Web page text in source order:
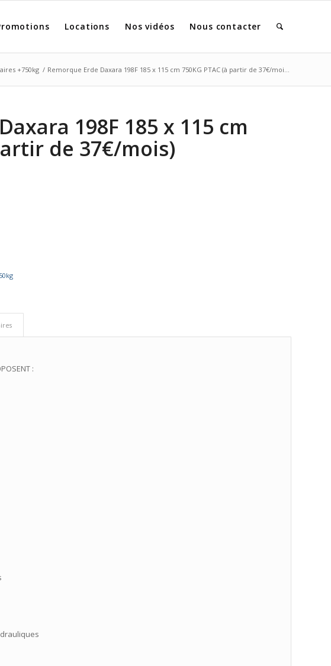
Locations Nos vidéos Nous contacter
+750kg / Remorque Erde Daxara 198F 185 x 115 cm 750KG PTAC (à partir de 37€/moi...
198F 185 x 115 cm
de 37€/mois)
: